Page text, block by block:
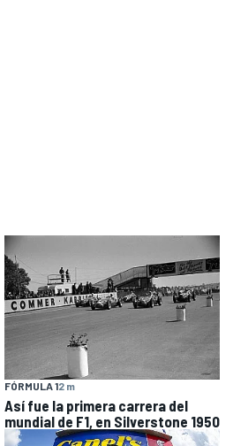
FÓRMULA 12 m
Así fue la primera carrera del
mundial de F1, en Silverstone 1950